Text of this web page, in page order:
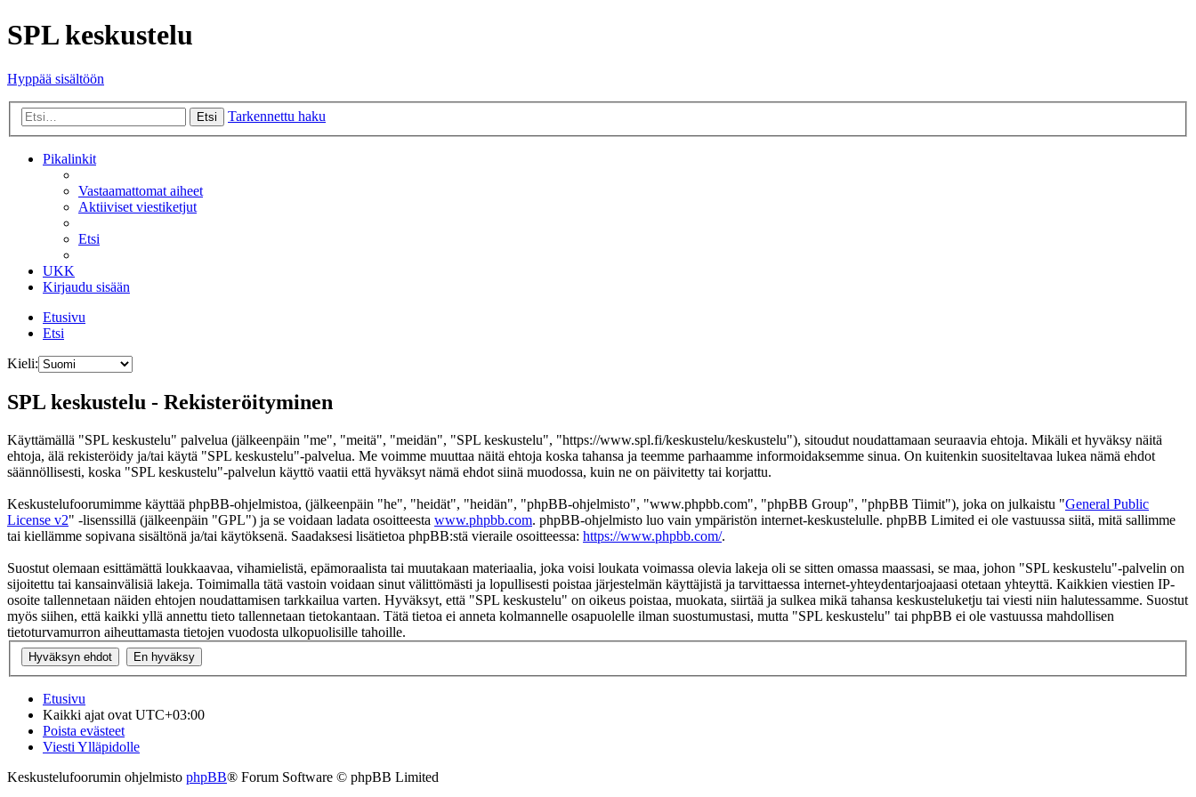
SPL keskustelu
Hyppää sisältöön
Etsi Tarkennettu haku
Pikalinkit
Vastaamattomat aiheet
Aktiiviset viestiketjut
Etsi
UKK
Kirjaudu sisään
Etusivu
Etsi
Kieli:
SPL keskustelu - Rekisteröityminen
Käyttämällä "SPL keskustelu" palvelua (jälkeenpäin "me", "meitä", "meidän", "SPL keskustelu", "https://www.spl.fi/keskustelu/keskustelu"), sitoudut noudattamaan seuraavia ehtoja. Mikäli et hyväksy näitä
ehtoja, älä rekisteröidy ja/tai käytä "SPL keskustelu"-palvelua. Me voimme muuttaa näitä ehtoja koska tahansa ja teemme parhaamme informoidaksemme sinua. On kuitenkin suositeltavaa lukea nämä ehdot
säännöllisesti, koska "SPL keskustelu"-palvelun käyttö vaatii että hyväksyt nämä ehdot siinä muodossa, kuin ne on päivitetty tai korjattu.
Keskustelufoorumimme käyttää phpBB-ohjelmistoa, (jälkeenpäin "he", "heidät", "heidän", "phpBB-ohjelmisto", "www.phpbb.com", "phpBB Group", "phpBB Tiimit"), joka on julkaistu "General Public
License v2" -lisenssillä (jälkeenpäin "GPL") ja se voidaan ladata osoitteesta www.phpbb.com. phpBB-ohjelmisto luo vain ympäristön internet-keskustelulle. phpBB Limited ei ole vastuussa siitä, mitä sallimme
tai kiellämme sopivana sisältönä ja/tai käytöksenä. Saadaksesi lisätietoa phpBB:stä vieraile osoitteessa: https://www.phpbb.com/.
Suostut olemaan esittämättä loukkaavaa, vihamielistä, epämoraalista tai muutakaan materiaalia, joka voisi loukata voimassa olevia lakeja oli se sitten omassa maassasi, se maa, johon "SPL keskustelu"-palvelin on
sijoitettu tai kansainvälisiä lakeja. Toimimalla tätä vastoin voidaan sinut välittömästi ja lopullisesti poistaa järjestelmän käyttäjistä ja tarvittaessa internet-yhteydentarjoajaasi otetaan yhteyttä. Kaikkien viestien IP-
osoite tallennetaan näiden ehtojen noudattamisen tarkkailua varten. Hyväksyt, että "SPL keskustelu" on oikeus poistaa, muokata, siirtää ja sulkea mikä tahansa keskusteluketju tai viesti niin halutessamme. Suostut
myös siihen, että kaikki yllä annettu tieto tallennetaan tietokantaan. Tätä tietoa ei anneta kolmannelle osapuolelle ilman suostumustasi, mutta "SPL keskustelu" tai phpBB ei ole vastuussa mahdollisen
tietoturvamurron aiheuttamasta tietojen vuodosta ulkopuolisille tahoille.
Etusivu
Kaikki ajat ovat UTC+03:00
Poista evästeet
Viesti Ylläpidolle
Keskustelufoorumin ohjelmisto phpBB® Forum Software © phpBB Limited